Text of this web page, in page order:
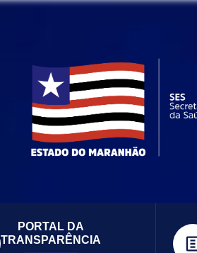
PORTAL DA
TRANSPARÊNCIA